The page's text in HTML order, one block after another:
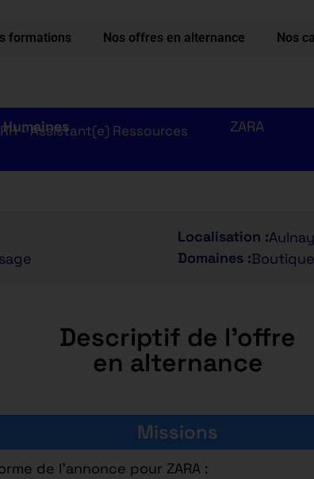
formations Nos offres en alternance Nos
- Assistant(e) Ressources
ZARA
Localisation :
Domaines :
Descriptif de l'offre
en alternance
Missions
de l’annonce pour ZARA :